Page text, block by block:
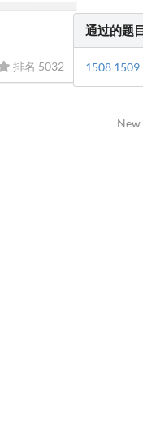
排名 5032
通过的题
1508 1509